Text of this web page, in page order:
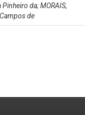
Pinheiro da; MORAIS,
de